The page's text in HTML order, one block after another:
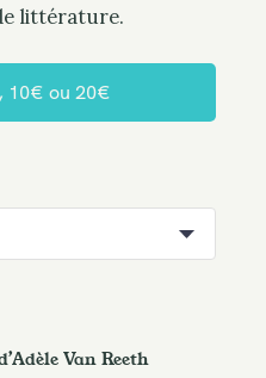
littérature.
10€ ou 20€
Van Reeth